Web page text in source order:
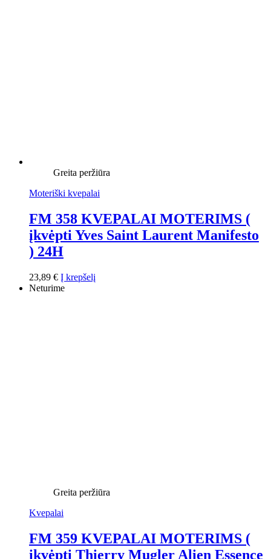
Greita peržiūra
Moteriški kvepalai
FM 358 KVEPALAI MOTERIMS (
įkvėpti Yves Saint Laurent Manifesto
) 24H
23,89 € Į krepšelį
Neturime
Greita peržiūra
Kvepalai
FM 359 KVEPALAI MOTERIMS (
įkvėpti Thierry Mugler Alien Essence